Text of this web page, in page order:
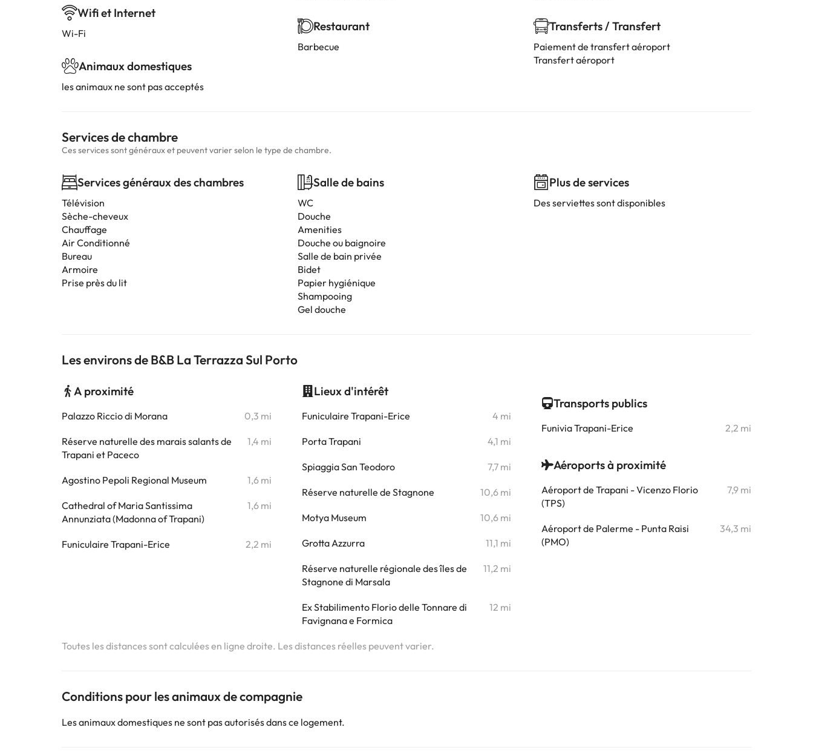
Wifi et Internet
Wi-Fi
Animaux domestiques
les animaux ne sont pas acceptés
Restaurant
Barbecue
Transferts / Transfert
Paiement de transfert aéroport
Transfert aéroport
Services de chambre
Ces services sont généraux et peuvent varier selon le type de chambre.
Services généraux des chambres
Télévision
Sèche-cheveux
Chauffage
Air Conditionné
Bureau
Armoire
Prise près du lit
Salle de bains
WC
Douche
Amenities
Douche ou baignoire
Salle de bain privée
Bidet
Papier hygiénique
Shampooing
Gel douche
Plus de services
Des serviettes sont disponibles
Les environs de B&B La Terrazza Sul Porto
A proximité
Palazzo Riccio di Morana 0,3 mi
Réserve naturelle des marais salants de
Trapani et Paceco
1,4 mi
Agostino Pepoli Regional Museum 1,6 mi
Cathedral of Maria Santissima
Annunziata (Madonna of Trapani)
1,6 mi
Funiculaire Trapani-Erice 2,2 mi
Lieux d'intérêt
Funiculaire Trapani-Erice 4 mi
Porta Trapani 4,1 mi
Spiaggia San Teodoro 7,7 mi
Réserve naturelle de Stagnone 10,6 mi
Motya Museum 10,6 mi
Grotta Azzurra 11,1 mi
Réserve naturelle régionale des îles de
Stagnone di Marsala
11,2 mi
Ex Stabilimento Florio delle Tonnare di
Favignana e Formica
12 mi
Transports publics
Funivia Trapani-Erice 2,2 mi
Aéroports à proximité
Aéroport de Trapani - Vicenzo Florio
(TPS)
7,9 mi
Aéroport de Palerme - Punta Raisi
(PMO)
34,3 mi
Toutes les distances sont calculées en ligne droite. Les distances réelles peuvent varier.
Conditions pour les animaux de compagnie
Les animaux domestiques ne sont pas autorisés dans ce logement.